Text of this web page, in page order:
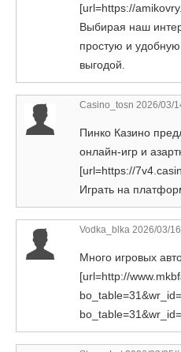
[url=https://
Выбирая наш
простую и удобную
выгодой.
Casino_tosn 2026/03/
Пинко Казино
онлайн-игр и
[url=https://
Играть на
Vodka_blka 2026/03/
Много игровых
[url=http://